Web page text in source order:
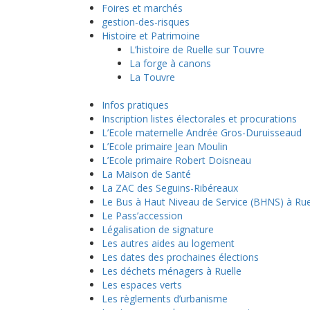
Foires et marchés
gestion-des-risques
Histoire et Patrimoine
L’histoire de Ruelle sur Touvre
La forge à canons
La Touvre
Infos pratiques
Inscription listes électorales et procurations
L’Ecole maternelle Andrée Gros-Duruisseaud
L’Ecole primaire Jean Moulin
L’Ecole primaire Robert Doisneau
La Maison de Santé
La ZAC des Seguins-Ribéreaux
Le Bus à Haut Niveau de Service (BHNS) à
Le Pass’accession
Légalisation de signature
Les autres aides au logement
Les dates des prochaines élections
Les déchets ménagers à Ruelle
Les espaces verts
Les règlements d’urbanisme